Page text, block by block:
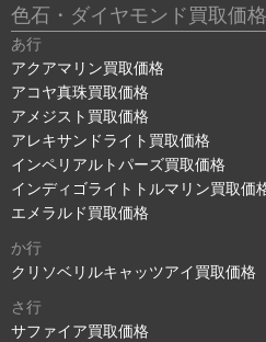
色石・ダイヤモンド買取価格
あ行
アクアマリン買取価格
アコヤ真珠買取価格
アメジスト買取価格
アレキサンドライト買取価格
インペリアルトパーズ買取価格
インディゴライトトルマリン買取価
エメラルド買取価格
か行
クリソベリルキャッツアイ買取価格
さ行
サファイア買取価格